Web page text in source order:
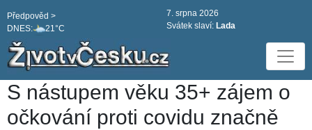
DNES: 21°C
Předpověd >
7. srpna 2026
Svátek slaví: Lada
S nástupem věku 35+ zájem o
očkování proti covidu značně